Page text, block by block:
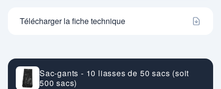
Télécharger la fiche technique
Sac-gants - 10 liasses de 50 sacs (soit
500 sacs)